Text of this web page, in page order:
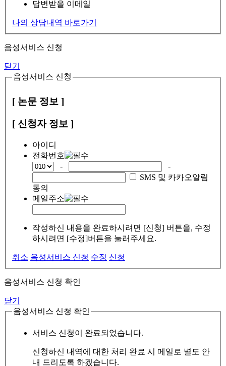
답변받을 이메일
나의 상담내역 바로가기
음성서비스 신청
닫기
음성서비스 신청
[ 논문 정보 ]
[ 신청자 정보 ]
아이디
전화번호
-
-
SMS 및 카카오알림
동의
메일주소
작성하신 내용을 완료하시려면 [신청] 버튼을, 수정
하시려면 [수정]버튼을 눌러주세요.
취소 음성서비스 신청 수정 신청
음성서비스 신청 확인
닫기
음성서비스 신청 확인
서비스 신청이 완료되었습니다.
신청하신 내역에 대한 처리 완료 시 메일로 별도 안
내 드리도록 하겠습니다.